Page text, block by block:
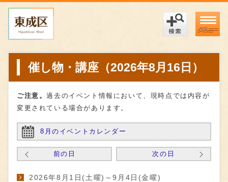
メニュー
催し物・講座（2026年8月16日）
ご注意。過去のイベント情報において、現時点では内容が
変更されている場合があります。
8月のイベントカレンダー
前の日 次の日
2026年8月1日(土曜)～9月4日(金曜)